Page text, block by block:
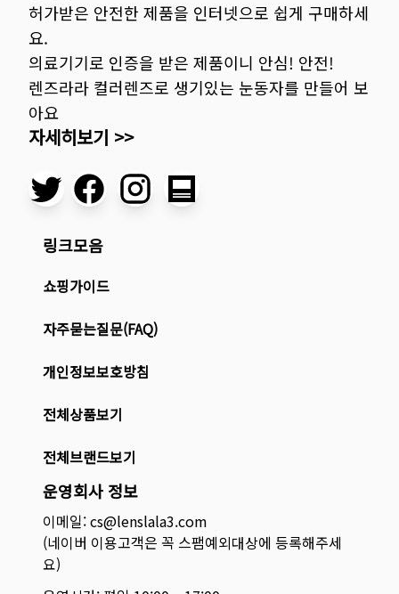
허가받은 안전한 제품을 인터넷으로 쉽게 구매하세
요.
의료기기로 인증을 받은 제품이니 안심! 안전!
렌즈라라 컬러렌즈로 생기있는 눈동자를 만들어 보
아요
자세히보기 >>
링크모음
쇼핑가이드
자주묻는질문(FAQ)
개인정보보호방침
전체상품보기
전체브랜드보기
운영회사 정보
이메일: cs@lenslala3.com
(네이버 이용고객은 꼭 스팸예외대상에 등록해주세
요)